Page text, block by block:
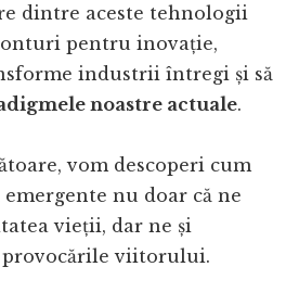
dintre aceste tehnologii
pentru inovație,
industrii întregi și să
noastre actuale.
vom descoperi cum
nu doar că ne
vieții, dar ne și
provocările viitorului.